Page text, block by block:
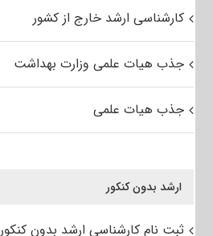
کارشناسی ارشد خارج از کشور
جذب هیات علمی وزارت بهداشت
جذب هیات علمی
ارشد بدون کنکور
ثبت نام کارشناسی ارشد بدون کنکور